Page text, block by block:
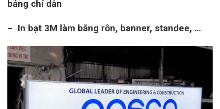
bảng chỉ dẫn
– In bạt 3M làm băng rôn, banner, standee, …